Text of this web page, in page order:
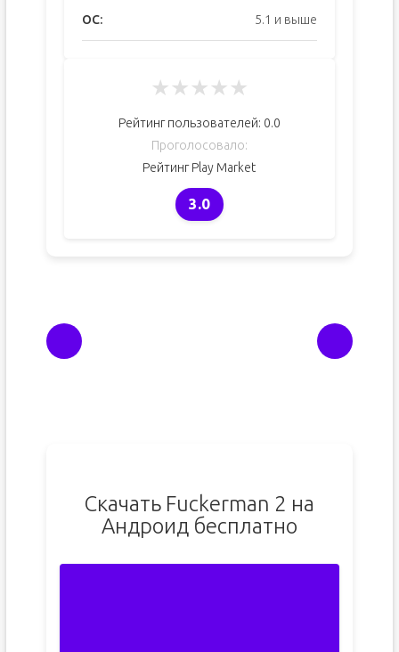
ОС: 5.1 и выше
★★★★★
Рейтинг пользователей: 0.0
Проголосовало:
Рейтинг Play Market
3.0
Скачать Fuckerman 2 на
Андроид бесплатно